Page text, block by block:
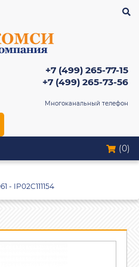
+7 (499) 265-77-15
+7 (499) 265-73-56
Многоканальный телефон
(0)
- IP02C111154